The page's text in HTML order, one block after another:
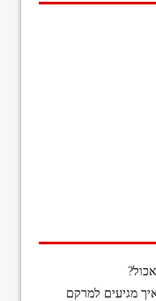
מגיעים למרקם